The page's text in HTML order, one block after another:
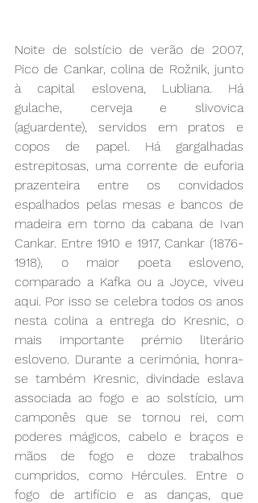
Noite de solstício de verão de 2007,
Pico de Cankar, colina de Rožnik, junto
à capital eslovena, Lubliana. Há
gulache, cerveja e slivovica
(aguardente), servidos em pratos e
copos de papel. Há gargalhadas
estrepitosas, uma corrente de euforia
prazenteira entre os convidados
espalhados pelas mesas e bancos de
madeira em torno da cabana de Ivan
Cankar. Entre 1910 e 1917, Cankar (1876-
1918), o maior poeta esloveno,
comparado a Kafka ou a Joyce, viveu
aqui. Por isso se celebra todos os anos
nesta colina a entrega do Kresnic, o
mais importante prémio literário
esloveno. Durante a cerimónia, honra-
se também Kresnic, divindade eslava
associada ao fogo e ao solstício, um
camponês que se tornou rei, com
poderes mágicos, cabelo e braços e
mãos de fogo e doze trabalhos
cumpridos, como Hércules. Entre o
fogo de artifício e as danças, que